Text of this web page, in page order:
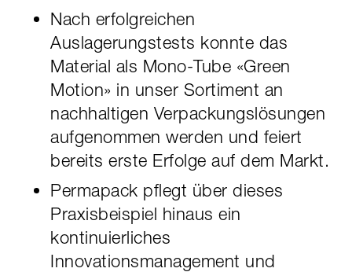
Nach erfolgreichen
Auslagerungstests konnte das
Material als Mono-Tube «Green
Motion» in unser Sortiment an
nachhaltigen Verpackungslösungen
aufgenommen werden und feiert
bereits erste Erfolge auf dem Markt.
Permapack pflegt über dieses
Praxisbeispiel hinaus ein
kontinuierliches
Innovationsmanagement und